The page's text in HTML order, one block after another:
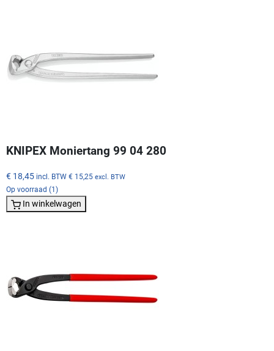
KNIPEX Moniertang 99 04 280
€ 18,45 incl. BTW € 15,25 excl. BTW
Op voorraad (1)
In winkelwagen